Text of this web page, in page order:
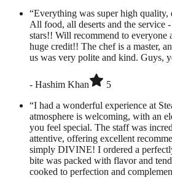
“Everything was super high quality,
All food, all deserts and the service
stars!! Will recommend to everyone
huge credit!! The chef is a master,
us was very polite and kind. Guys,
- Hashim Khan
5
“I had a wonderful experience at
atmosphere is welcoming, with an
you feel special. The staff was
attentive, offering excellent
simply DIVINE! I ordered a
bite was packed with flavor and
cooked to perfection and